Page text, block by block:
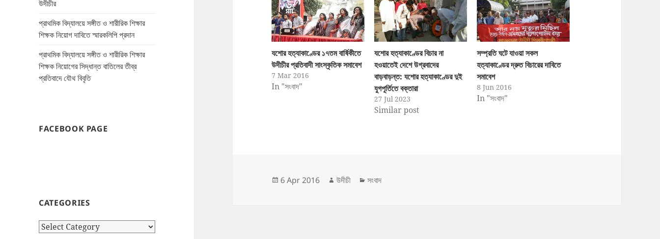
উদীচীর
প্রাথমিক বিদ্যালয়ে সঙ্গীত ও শারীরিক শিক্ষার
শিক্ষক নিয়োগ দাবিতে স্মারকলিপি প্রদান
প্রাথমিক বিদ্যালয়ে সঙ্গীত ও শারীরিক শিক্ষার
শিক্ষক নিয়োগের সিদ্ধান্ত বাতিলের তীব্র
প্রতিবাদে যৌথ বিবৃতি
FACEBOOK PAGE
CATEGORIES
Categories
যশোর হত্যাকাণ্ডের ১৭তম বার্ষিকীতে
উদীচীর প্রতিবাদী সাংস্কৃতিক সমাবেশ
7 Mar 2016
In "সংবাদ"
যশোর হত্যাকাণ্ডের বিচার না
হওয়াতেই দেশে উগ্রবাদের
বাড়বাড়ন্ত: যশোর হত্যাকাণ্ডের দুই
যুগপূর্তিতে বক্তারা
27 Jul 2023
Similar post
সম্প্রতি ঘটে যাওয়া সকল
হত্যাকাণ্ডের দ্রুত বিচারের দাবিতে
সমাবেশ
8 Jun 2016
In "সংবাদ"
Posted
6 Apr 2016 Author
উদীচী Categories
সংবাদ